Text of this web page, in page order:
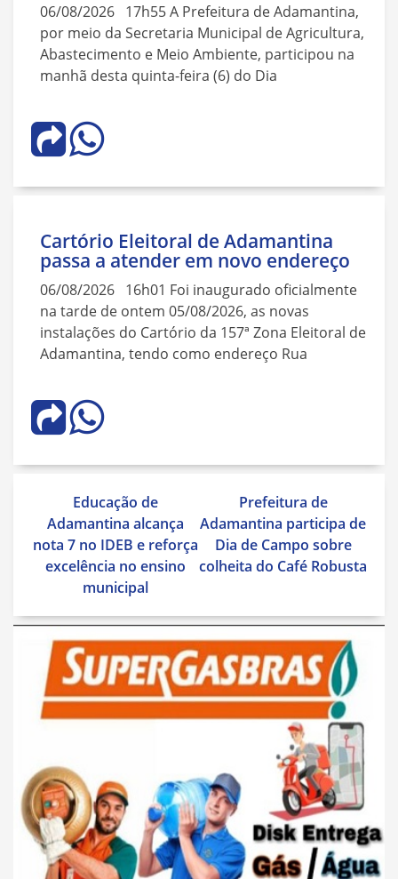
06/08/2026 17h55 A Prefeitura de Adamantina,
por meio da Secretaria Municipal de Agricultura,
Abastecimento e Meio Ambiente, participou na
manhã desta quinta-feira (6) do Dia
Cartório Eleitoral de Adamantina
passa a atender em novo endereço
06/08/2026 16h01 Foi inaugurado oficialmente
na tarde de ontem 05/08/2026, as novas
instalações do Cartório da 157ª Zona Eleitoral de
Adamantina, tendo como endereço Rua
Navegação
Post
Educação de
Adamantina alcança
nota 7 no IDEB e reforça
excelência no ensino
municipal
Prefeitura de
Adamantina participa de
Dia de Campo sobre
colheita do Café Robusta